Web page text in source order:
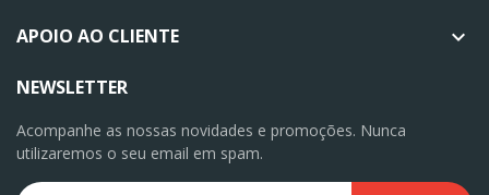
APOIO AO CLIENTE 
NEWSLETTER
Acompanhe as nossas novidades e promoções. Nunca
utilizaremos o seu email em spam.